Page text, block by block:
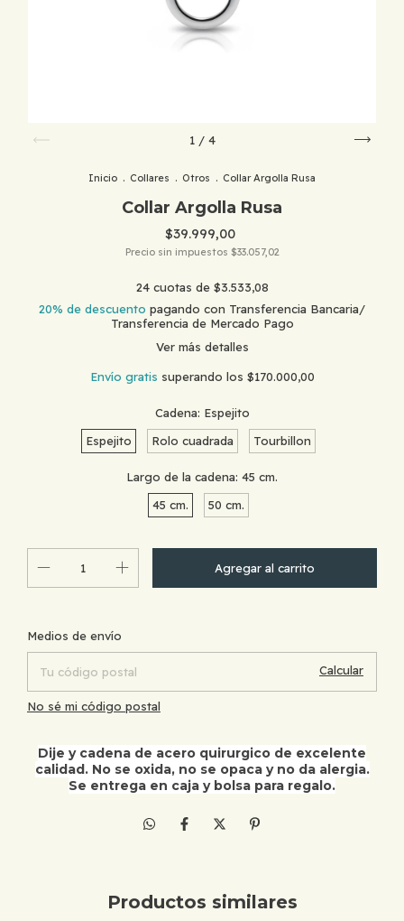
1/ 4
Inicio . Collares . Otros . Collar Argolla Rusa
Collar Argolla Rusa
$39.999,00
Precio sin impuestos $33.057,02
24 cuotas de $3.533,08
20% de descuento pagando con Transferencia Bancaria/
Transferencia de Mercado Pago
Ver más detalles
Envío gratis superando los $170.000,00
Cadena: Espejito
Espejito
Rolo cuadrada Tourbillon
Largo de la cadena: 45 cm.
45 cm.
50 cm.
Entregas para el CP:
Medios de envío
Calcular
No sé mi código postal
Dije y cadena de acero quirurgico de excelente
calidad. No se oxida, no se opaca y no da alergia.
Se entrega en caja y bolsa para regalo.
Productos similares